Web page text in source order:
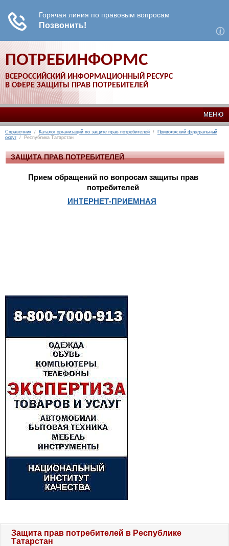
ПОТРЕБИНФОРМС
ВСЕРОССИЙСКИЙ ИНФОРМАЦИОННЫЙ РЕСУРС
В СФЕРЕ ЗАЩИТЫ ПРАВ ПОТРЕБИТЕЛЕЙ
МЕНЮ
Справочник / Каталог организаций по защите прав потребителей / Приволжский федеральный
округ / Республика Татарстан
ЗАЩИТА ПРАВ ПОТРЕБИТЕЛЕЙ
Прием обращений по вопросам защиты прав
потребителей
ИНТЕРНЕТ-ПРИЕМНАЯ
Защита прав потребителей в Республике
Татарстан